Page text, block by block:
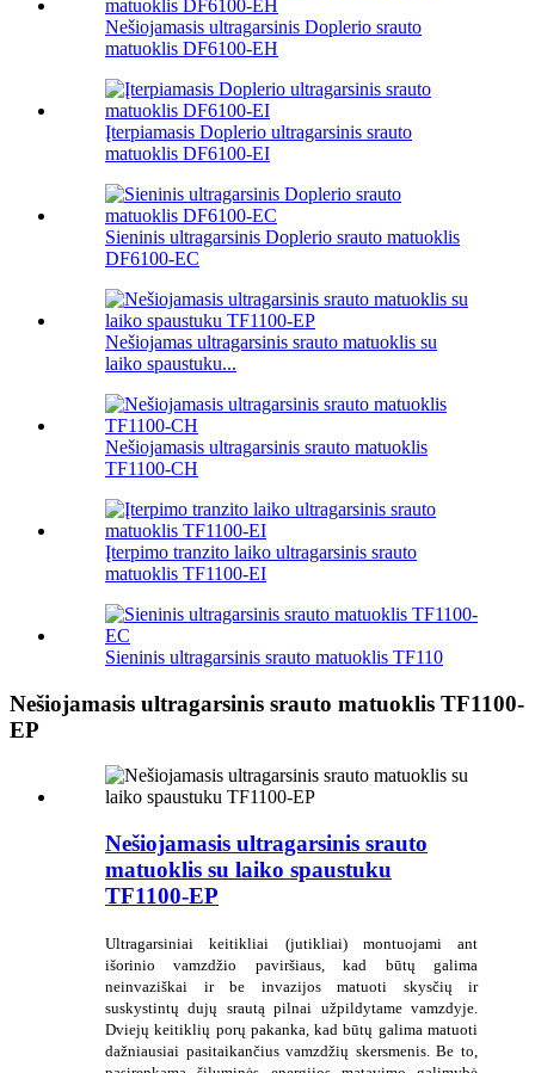
Nešiojamasis ultragarsinis Doplerio srauto
matuoklis DF6100-EH
Įterpiamasis Doplerio ultragarsinis srauto
matuoklis DF6100-EI
Sieninis ultragarsinis Doplerio srauto matuoklis
DF6100-EC
Nešiojamas ultragarsinis srauto matuoklis su
laiko spaustuku...
Nešiojamasis ultragarsinis srauto matuoklis
TF1100-CH
Įterpimo tranzito laiko ultragarsinis srauto
matuoklis TF1100-EI
Sieninis ultragarsinis srauto matuoklis TF110
Nešiojamasis ultragarsinis srauto matuoklis TF1100-
EP
Nešiojamasis ultragarsinis srauto
matuoklis su laiko spaustuku
TF1100-EP
Ultragarsiniai keitikliai (jutikliai) montuojami ant
išorinio vamzdžio paviršiaus, kad būtų galima
neinvaziškai ir be invazijos matuoti skysčių ir
suskystintų dujų srautą pilnai užpildytame vamzdyje.
Dviejų keitiklių porų pakanka, kad būtų galima matuoti
dažniausiai pasitaikančius vamzdžių skersmenis. Be to,